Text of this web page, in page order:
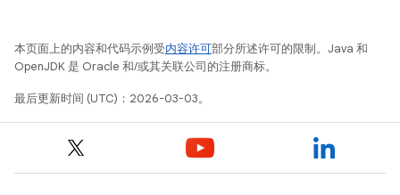
本页面上的内容和代码示例受内容许可部分所述许可的限制。Java 和
OpenJDK 是 Oracle 和/或其关联公司的注册商标。
最后更新时间 (UTC)：2026-03-03。